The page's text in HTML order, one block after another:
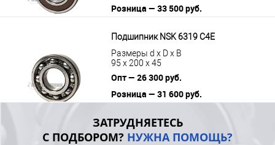
Розница — 33 500 руб.
Подшипник NSK 6319 C4E
Размеры d x D x B
95 x 200 x 45
Опт — 26 300 руб.
Розница — 31 600 руб.
ЗАТРУДНЯЕТЕСЬ
С ПОДБОРОМ? НУЖНА ПОМОЩЬ?